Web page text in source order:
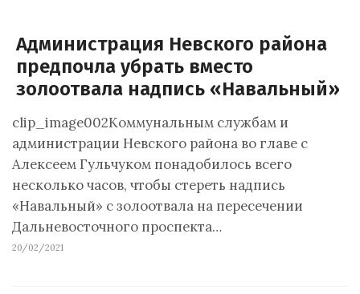
Администрация Невского района
предпочла убрать вместо
золоотвала надпись «Навальный»
clip_image002Коммунальным службам и
администрации Невского района во главе с
Алексеем Гульчуком понадобилось всего
несколько часов, чтобы стереть надпись
«Навальный» с золоотвала на пересечении
Дальневосточного проспекта…
20/02/2021